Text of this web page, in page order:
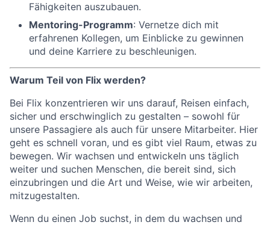
Fähigkeiten auszubauen.
Mentoring-Programm: Vernetze dich mit
erfahrenen Kollegen, um Einblicke zu gewinnen
und deine Karriere zu beschleunigen.
Warum Teil von Flix werden?
Bei Flix konzentrieren wir uns darauf, Reisen einfach,
sicher und erschwinglich zu gestalten – sowohl für
unsere Passagiere als auch für unsere Mitarbeiter. Hier
geht es schnell voran, und es gibt viel Raum, etwas zu
bewegen. Wir wachsen und entwickeln uns täglich
weiter und suchen Menschen, die bereit sind, sich
einzubringen und die Art und Weise, wie wir arbeiten,
mitzugestalten.
Wenn du einen Job suchst, in dem du wachsen und